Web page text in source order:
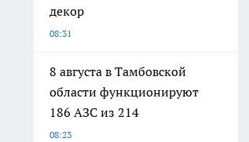
декор
08:31
8 августа в Тамбовской
области функционируют
186 АЗС из 214
08:23